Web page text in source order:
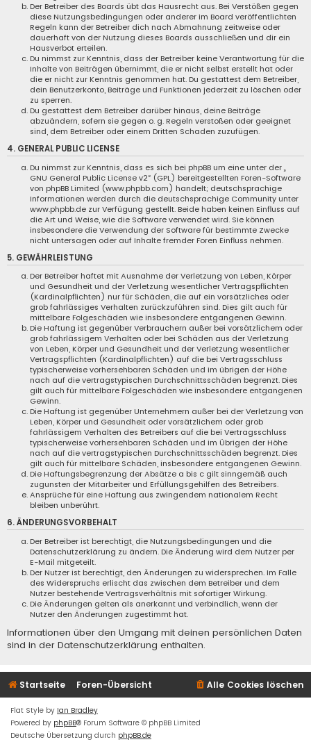
Der Betreiber des Boards übt das Hausrecht aus. Bei Verstößen gegen
diese Nutzungsbedingungen oder anderer im Board veröffentlichten
Regeln kann der Betreiber dich nach Abmahnung zeitweise oder
dauerhaft von der Nutzung dieses Boards ausschließen und dir ein
Hausverbot erteilen.
Du nimmst zur Kenntnis, dass der Betreiber keine Verantwortung für die
Inhalte von Beiträgen übernimmt, die er nicht selbst erstellt hat oder
die er nicht zur Kenntnis genommen hat. Du gestattest dem Betreiber,
dein Benutzerkonto, Beiträge und Funktionen jederzeit zu löschen oder
zu sperren.
Du gestattest dem Betreiber darüber hinaus, deine Beiträge
abzuändern, sofern sie gegen o. g. Regeln verstoßen oder geeignet
sind, dem Betreiber oder einem Dritten Schaden zuzufügen.
4. GENERAL PUBLIC LICENSE
Du nimmst zur Kenntnis, dass es sich bei phpBB um eine unter der „
GNU General Public License v2“ (GPL) bereitgestellten Foren-Software
von phpBB Limited (www.phpbb.com) handelt; deutschsprachige
Informationen werden durch die deutschsprachige Community unter
www.phpbb.de zur Verfügung gestellt. Beide haben keinen Einfluss auf
die Art und Weise, wie die Software verwendet wird. Sie können
insbesondere die Verwendung der Software für bestimmte Zwecke
nicht untersagen oder auf Inhalte fremder Foren Einfluss nehmen.
5. GEWÄHRLEISTUNG
Der Betreiber haftet mit Ausnahme der Verletzung von Leben, Körper
und Gesundheit und der Verletzung wesentlicher Vertragspflichten
(Kardinalpflichten) nur für Schäden, die auf ein vorsätzliches oder
grob fahrlässiges Verhalten zurückzuführen sind. Dies gilt auch für
mittelbare Folgeschäden wie insbesondere entgangenen Gewinn.
Die Haftung ist gegenüber Verbrauchern außer bei vorsätzlichem oder
grob fahrlässigem Verhalten oder bei Schäden aus der Verletzung
von Leben, Körper und Gesundheit und der Verletzung wesentlicher
Vertragspflichten (Kardinalpflichten) auf die bei Vertragsschluss
typischerweise vorhersehbaren Schäden und im übrigen der Höhe
nach auf die vertragstypischen Durchschnittsschäden begrenzt. Dies
gilt auch für mittelbare Folgeschäden wie insbesondere entgangenen
Gewinn.
Die Haftung ist gegenüber Unternehmern außer bei der Verletzung von
Leben, Körper und Gesundheit oder vorsätzlichem oder grob
fahrlässigem Verhalten des Betreibers auf die bei Vertragsschluss
typischerweise vorhersehbaren Schäden und im Übrigen der Höhe
nach auf die vertragstypischen Durchschnittsschäden begrenzt. Dies
gilt auch für mittelbare Schäden, insbesondere entgangenen Gewinn.
Die Haftungsbegrenzung der Absätze a bis c gilt sinngemäß auch
zugunsten der Mitarbeiter und Erfüllungsgehilfen des Betreibers.
Ansprüche für eine Haftung aus zwingendem nationalem Recht
bleiben unberührt.
6. ÄNDERUNGSVORBEHALT
Der Betreiber ist berechtigt, die Nutzungsbedingungen und die
Datenschutzerklärung zu ändern. Die Änderung wird dem Nutzer per
E-Mail mitgeteilt.
Der Nutzer ist berechtigt, den Änderungen zu widersprechen. Im Falle
des Widerspruchs erlischt das zwischen dem Betreiber und dem
Nutzer bestehende Vertragsverhältnis mit sofortiger Wirkung.
Die Änderungen gelten als anerkannt und verbindlich, wenn der
Nutzer den Änderungen zugestimmt hat.
Informationen über den Umgang mit deinen persönlichen Daten
sind in der Datenschutzerklärung enthalten.
Startseite Foren-Übersicht Alle Cookies löschen
Flat Style by Ian Bradley
Powered by phpBB® Forum Software © phpBB Limited
Deutsche Übersetzung durch phpBB.de